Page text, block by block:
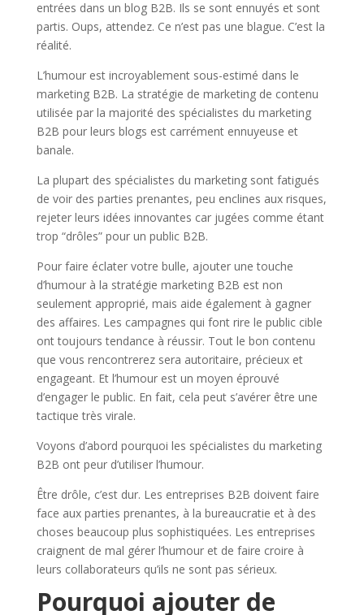
entrées dans un blog B2B. Ils se sont ennuyés et sont
partis. Oups, attendez. Ce n’est pas une blague. C’est la
réalité.
L’humour est incroyablement sous-estimé dans le
marketing B2B. La stratégie de marketing de contenu
utilisée par la majorité des spécialistes du marketing
B2B pour leurs blogs est carrément ennuyeuse et
banale.
La plupart des spécialistes du marketing sont fatigués
de voir des parties prenantes, peu enclines aux risques,
rejeter leurs idées innovantes car jugées comme étant
trop “drôles” pour un public B2B.
Pour faire éclater votre bulle, ajouter une touche
d’humour à la stratégie marketing B2B est non
seulement approprié, mais aide également à gagner
des affaires. Les campagnes qui font rire le public cible
ont toujours tendance à réussir. Tout le bon contenu
que vous rencontrerez sera autoritaire, précieux et
engageant. Et l’humour est un moyen éprouvé
d’engager le public. En fait, cela peut s’avérer être une
tactique très virale.
Voyons d’abord pourquoi les spécialistes du marketing
B2B ont peur d’utiliser l’humour.
Être drôle, c’est dur. Les entreprises B2B doivent faire
face aux parties prenantes, à la bureaucratie et à des
choses beaucoup plus sophistiquées. Les entreprises
craignent de mal gérer l’humour et de faire croire à
leurs collaborateurs qu’ils ne sont pas sérieux.
Pourquoi ajouter de